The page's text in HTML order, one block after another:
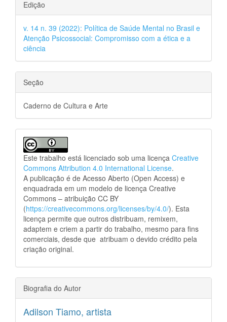
Edição
v. 14 n. 39 (2022): Política de Saúde Mental no Brasil e
Atenção Psicossocial: Compromisso com a ética e a
ciência
Seção
Caderno de Cultura e Arte
Este trabalho está licenciado sob uma licença Creative
Commons Attribution 4.0 International License.
A publicação é de Acesso Aberto (Open Access) e
enquadrada em um modelo de licença Creative
Commons – atribuição CC BY
(https://creativecommons.org/licenses/by/4.0/). Esta
licença permite que outros distribuam, remixem,
adaptem e criem a partir do trabalho, mesmo para fins
comerciais, desde que atribuam o devido crédito pela
criação original.
Biografia do Autor
Adilson Tiamo, artista